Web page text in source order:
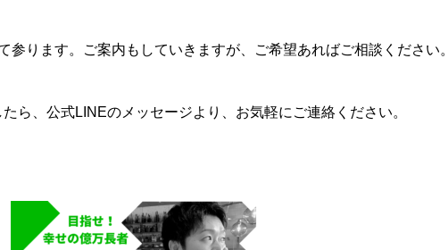
ります。ご案内もしていきますが、ご希望あればご相談ください。
ら、公式LINEのメッセージより、お気軽にご連絡ください。